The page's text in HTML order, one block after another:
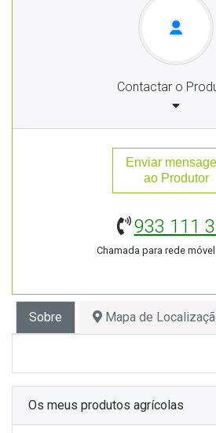
Contactar o
Enviar
ao Produtor
933 111
Chamada para rede móvel
Sobre Mapa de
Os meus produtos agrícolas